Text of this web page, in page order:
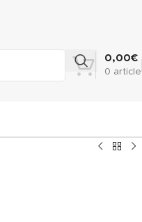
0 article
0,00€